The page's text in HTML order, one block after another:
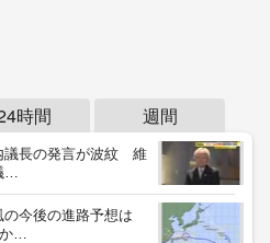
時間 週間
議長の発言が波紋 維
…
の今後の進路予想は
か…